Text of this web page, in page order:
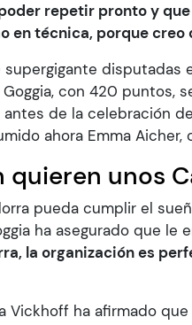
repetir pronto y
en técnica, porque creo
disputadas
con 420 puntos,
de la celebración
ahora Emma
quieren unos
pueda cumplir el
ha asegurado que
la organización es
Vickhoff ha afirmado que